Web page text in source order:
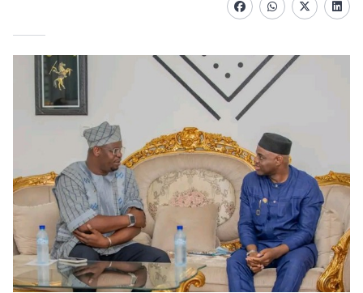
FacebookwhatsappTwitter